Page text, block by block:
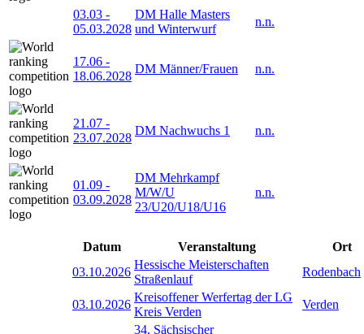
03.03 -
05.03.2028
DM Halle Masters
und Winterwurf
n.n.
17.06 -
18.06.2028
DM Männer/Frauen n.n.
21.07 -
23.07.2028
DM Nachwuchs 1 n.n.
01.09 -
03.09.2028
DM Mehrkampf
M/W/U
23/U20/U18/U16
n.n.
Datum Veranstaltung
Ort
03.10.2026
Hessische Meisterschaften
Straßenlauf
Rodenbach
03.10.2026
Kreisoffener Werfertag der LG
Kreis Verden
Verden
34. Sächsischer